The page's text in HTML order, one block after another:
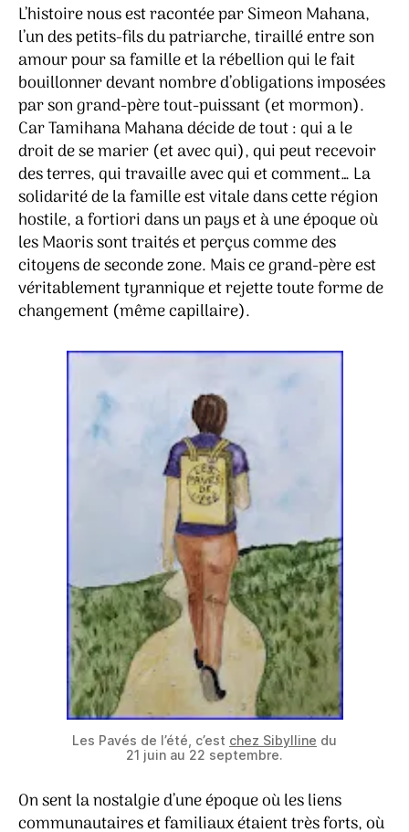
L’histoire nous est racontée par Simeon Mahana,
l’un des petits-fils du patriarche, tiraillé entre son
amour pour sa famille et la rébellion qui le fait
bouillonner devant nombre d’obligations imposées
par son grand-père tout-puissant (et mormon).
Car Tamihana Mahana décide de tout : qui a le
droit de se marier (et avec qui), qui peut recevoir
des terres, qui travaille avec qui et comment… La
solidarité de la famille est vitale dans cette région
hostile, a fortiori dans un pays et à une époque où
les Maoris sont traités et perçus comme des
citoyens de seconde zone. Mais ce grand-père est
véritablement tyrannique et rejette toute forme de
changement (même capillaire).
Les Pavés de l’été, c’est chez Sibylline du
21 juin au 22 septembre.
On sent la nostalgie d’une époque où les liens
communautaires et familiaux étaient très forts, où